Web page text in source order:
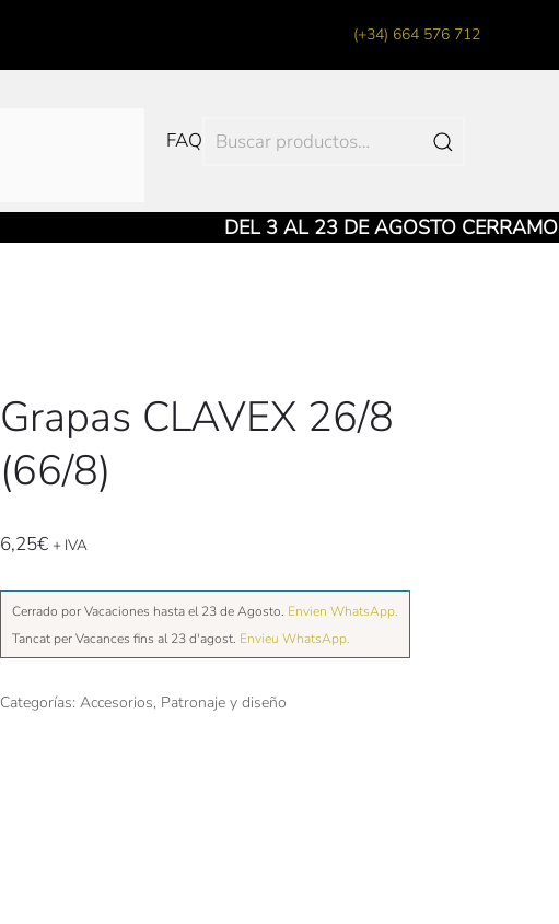
(+34) 664 576 712
FAQ Buscar
DEL 3 AL 23 DE AGOSTO CERRAMOS
Grapas CLAVEX 26/8
(66/8)
6,25€ + IVA
Cerrado por Vacaciones hasta el 23 de Agosto. Envien WhatsApp.
Tancat per Vacances fins al 23 d'agost. Envieu WhatsApp.
Categorías: Accesorios, Patronaje y diseño